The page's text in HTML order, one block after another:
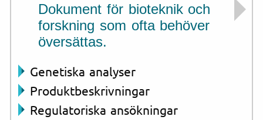
Dokument för bioteknik och
forskning som ofta behöver
översättas.
Genetiska analyser
Produktbeskrivningar
Regulatoriska ansökningar